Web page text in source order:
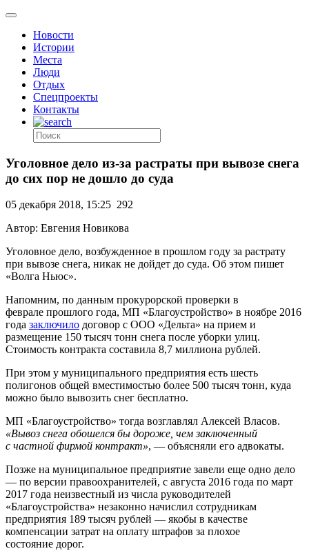
Новости
Истории
Места
Люди
Отдых
Спецпроекты
Контакты
Уголовное дело из-за растраты при вывозе снега
до сих пор не дошло до суда
05 декабря 2018, 15:25 292
Автор: Евгения Новикова
Уголовное дело, возбужденное в прошлом году за растрату
при вывозе снега, никак не дойдет до суда. Об этом пишет
«Волга Ньюс».
Напомним, по данным прокурорской проверки в
феврале прошлого года, МП «Благоустройство» в ноябре 2016
года заключило договор с ООО «Дельта» на прием и
размещение 150 тысяч тонн снега после уборки улиц.
Стоимость контракта составила 8,7 миллиона рублей.
При этом у муниципального предприятия есть шесть
полигонов общей вместимостью более 500 тысяч тонн, куда
можно было вывозить снег бесплатно.
МП «Благоустройство» тогда возглавлял Алексей Власов.
«Вывоз снега обошелся бы дороже, чем заключенный
с частной фирмой контракт», — объясняли его адвокаты.
Позже на муниципальное предприятие завели еще одно дело
— по версии правоохранителей, с августа 2016 года по март
2017 года неизвестный из числа руководителей
«Благоустройства» незаконно начислил сотрудникам
предприятия 189 тысяч рублей — якобы в качестве
компенсации затрат на оплату штрафов за плохое
состояние дорог.